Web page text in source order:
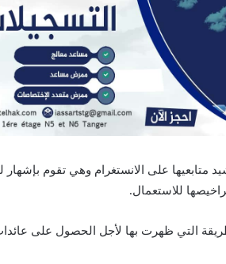
على الانستغرام وهي تقوم بإشهار
للاستعمال.
التي ظهرت بها لأجل الحصول على